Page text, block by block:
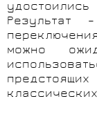
Результат
можно